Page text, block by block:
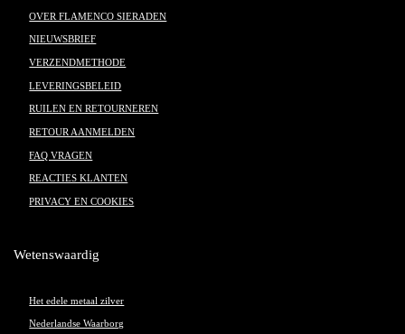
OVER FLAMENCO SIERADEN
NIEUWSBRIEF
VERZENDMETHODE
LEVERINGSBELEID
RUILEN EN RETOURNEREN
RETOUR AANMELDEN
FAQ VRAGEN
REACTIES KLANTEN
PRIVACY EN COOKIES
Wetenswaardig
Het edele metaal zilver
Nederlandse Waarborg